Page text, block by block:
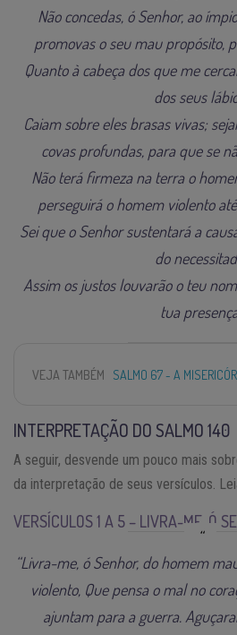
Não concedas, ó Senhor, ao
promovas o seu mau propósito,
Quanto à cabeça dos que me
dos seus
Caiam sobre eles brasas vivas;
covas profundas, para que se
Não terá firmeza na terra o
perseguirá o homem violento
Sei que o Senhor sustentará a
do
Assim os justos louvarão o teu
tua
VEJA TAMBÉM SALMO 67 - A
INTERPRETAÇÃO DO SALMO 140
A seguir, desvende um pouco mais
da interpretação de seus versículos.
VERSÍCULOS 1 A 5 – LIVRA-ME, Ó
“Livra-me, ó Senhor, do homem
violento, Que pensa o mal no
ajuntam para a guerra.